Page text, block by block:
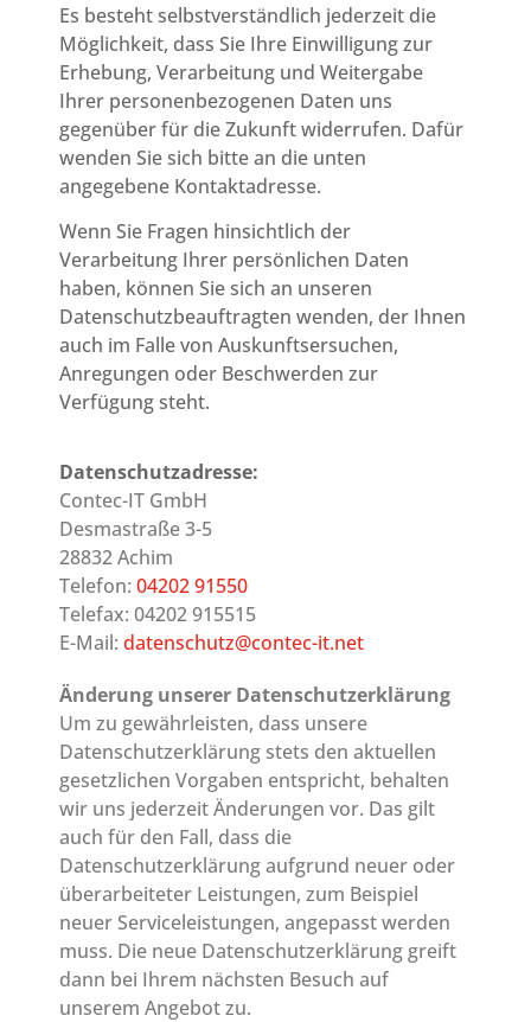
Es besteht selbstverständlich jederzeit die
Möglichkeit, dass Sie Ihre Einwilligung zur
Erhebung, Verarbeitung und Weitergabe
Ihrer personenbezogenen Daten uns
gegenüber für die Zukunft widerrufen. Dafür
wenden Sie sich bitte an die unten
angegebene Kontaktadresse.
Wenn Sie Fragen hinsichtlich der
Verarbeitung Ihrer persönlichen Daten
haben, können Sie sich an unseren
Datenschutzbeauftragten wenden, der Ihnen
auch im Falle von Auskunftsersuchen,
Anregungen oder Beschwerden zur
Verfügung steht.
Datenschutzadresse:
Contec-IT GmbH
Desmastraße 3-5
28832 Achim
Telefon: 04202 91550
Telefax: 04202 915515
E-Mail: datenschutz@contec-it.net
Änderung unserer Datenschutzerklärung
Um zu gewährleisten, dass unsere
Datenschutzerklärung stets den aktuellen
gesetzlichen Vorgaben entspricht, behalten
wir uns jederzeit Änderungen vor. Das gilt
auch für den Fall, dass die
Datenschutzerklärung aufgrund neuer oder
überarbeiteter Leistungen, zum Beispiel
neuer Serviceleistungen, angepasst werden
muss. Die neue Datenschutzerklärung greift
dann bei Ihrem nächsten Besuch auf
unserem Angebot zu.